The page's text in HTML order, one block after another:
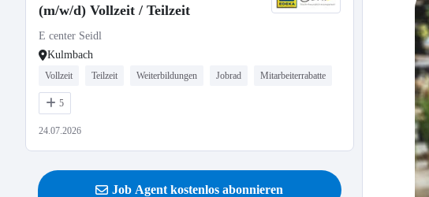
(m/w/d) Vollzeit / Teilzeit
E center Seidl
Kulmbach
Vollzeit Teilzeit Weiterbildungen Jobrad Mitarbeiterrabatte
5
24.07.2026
Job Agent kostenlos abonnieren